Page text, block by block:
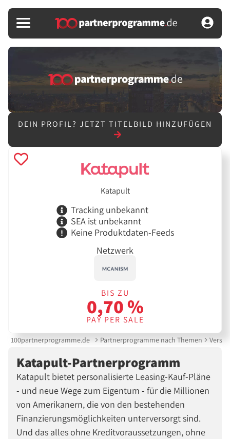
DEIN PROFIL? JETZT TITELBILD HINZUFÜGEN
Katapult
Tracking unbekannt
SEA ist unbekannt
Keine Produktdaten-Feeds
Netzwerk
BIS ZU
0,70 %
PAY PER SALE
100partnerprogramme.de Partnerprogramme nach Themen
Katapult-Partnerprogramm
Katapult bietet personalisierte Leasing-Kauf-Pläne
- und neue Wege zum Eigentum - für die Millionen
von Amerikanern, die von den bestehenden
Finanzierungsmöglichkeiten unterversorgt sind.
Und das alles ohne Kreditvoraussetzungen, ohne